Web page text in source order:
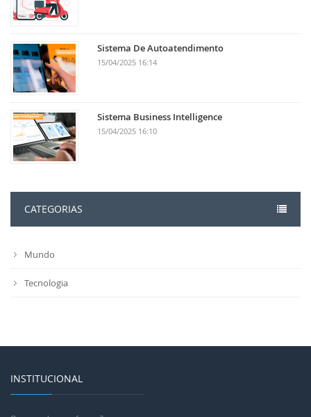
Sistema De Autoatendimento
15/04/2025 16:14
Sistema Business Intelligence
15/04/2025 16:10
CATEGORIAS
Mundo
Tecnologia
INSTITUCIONAL